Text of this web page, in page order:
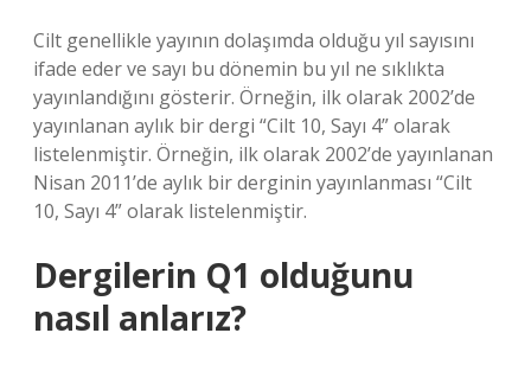
Cilt genellikle yayının dolaşımda olduğu yıl sayısını
ifade eder ve sayı bu dönemin bu yıl ne sıklıkta
yayınlandığını gösterir. Örneğin, ilk olarak 2002’de
yayınlanan aylık bir dergi “Cilt 10, Sayı 4” olarak
listelenmiştir. Örneğin, ilk olarak 2002’de yayınlanan
Nisan 2011’de aylık bir derginin yayınlanması “Cilt
10, Sayı 4” olarak listelenmiştir.
Dergilerin Q1 olduğunu
nasıl anlarız?